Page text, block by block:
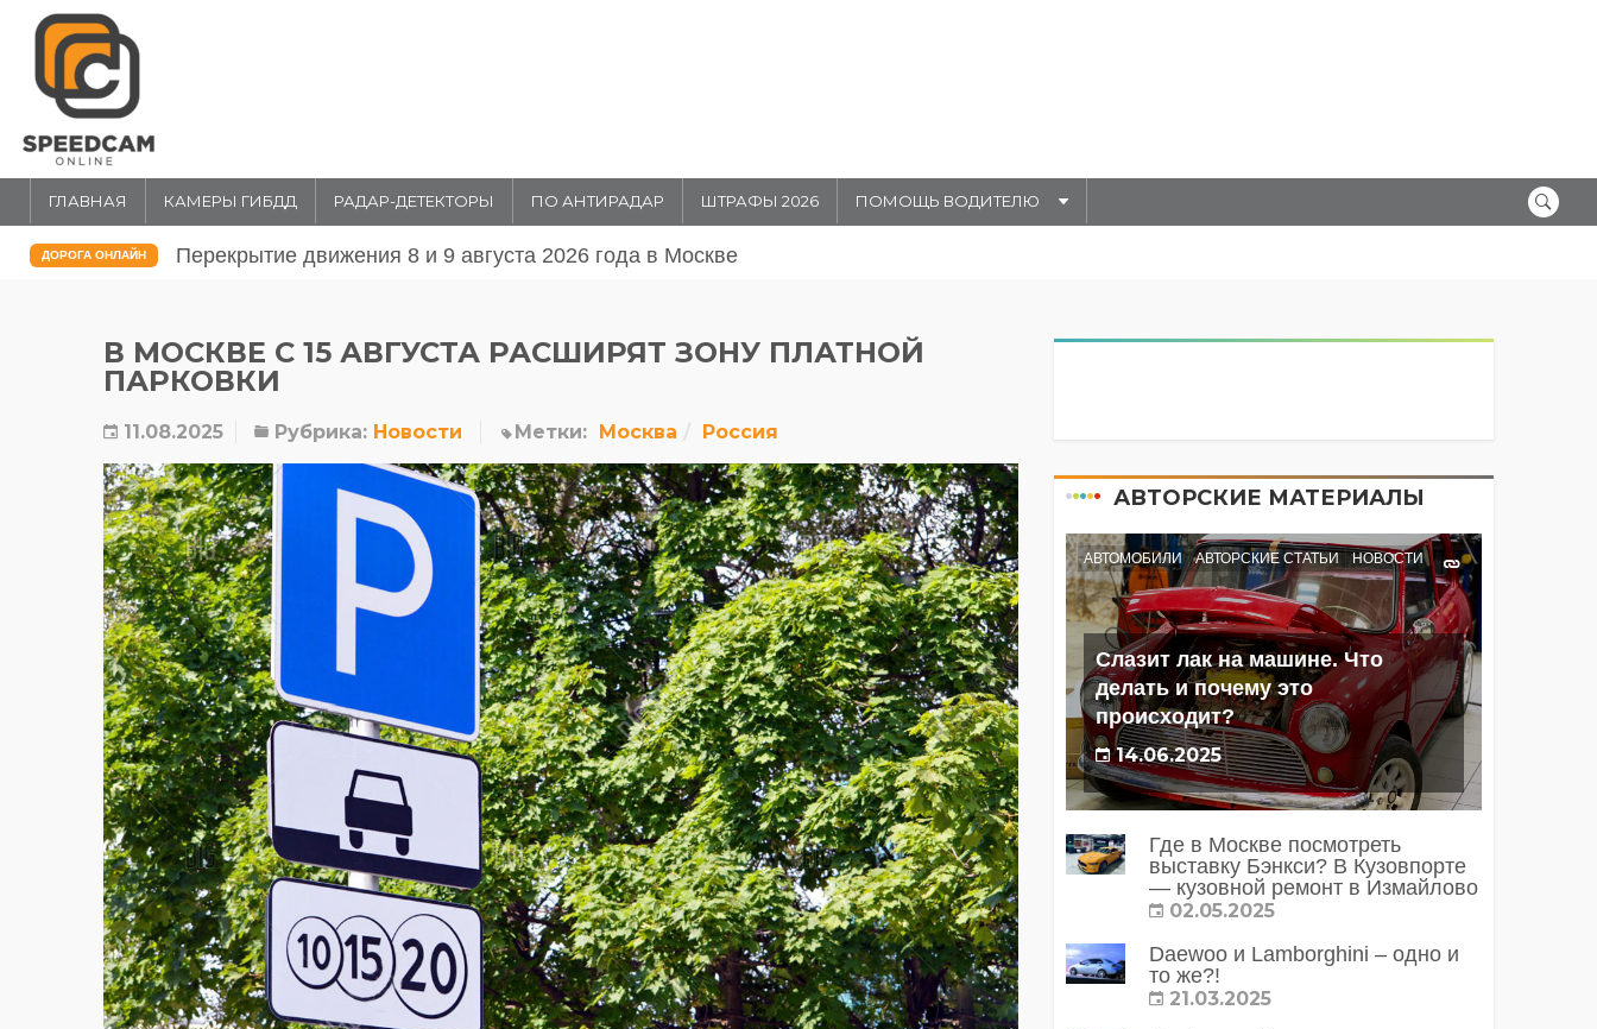
ГЛАВНАЯ КАМЕРЫ ГИБДД РАДАР-ДЕТЕКТОРЫ ПО АНТИРАДАР ШТРАФЫ 2026 ПОМОЩЬ ВОДИТЕЛЮ
ДОРОГА ОНЛАЙН Перекрытие движения 31 июля и 1 августа 20026 года в Москве
В МОСКВЕ С 15 АВГУСТА РАСШИРЯТ ЗОНУ ПЛАТНОЙ
ПАРКОВКИ
11.08.2025 Рубрика: Новости Метки: Москва Россия
АВТОРСКИЕ МАТЕРИАЛЫ
АВТОМОБИЛИ АВТОРСКИЕ СТАТЬИ НОВОСТИ
Слазит лак на машине. Что
делать и почему это
происходит?
14.06.2025
Где в Москве посмотреть
выставку Бэнкси? В Кузовпорте
— кузовной ремонт в Измайлово
02.05.2025
Daewoo и Lamborghini – одно и
то же?!
21.03.2025